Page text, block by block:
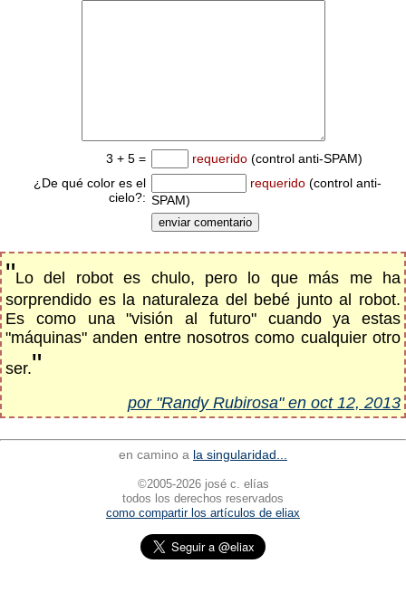
3 + 5 = requerido (control anti-SPAM)
¿De qué color es el
cielo?:
requerido (control anti-
SPAM)
"Lo del robot es chulo, pero lo que más me ha
sorprendido es la naturaleza del bebé junto al robot.
Es como una "visión al futuro" cuando ya estas
"máquinas" anden entre nosotros como cualquier otro
ser."
por "Randy Rubirosa" en oct 12, 2013
en camino a la singularidad...
©2005-2026 josé c. elías
todos los derechos reservados
como compartir los artículos de eliax